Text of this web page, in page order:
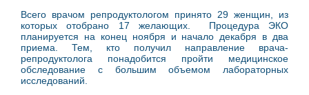
Всего врачом репродуктологом принято 29 женщин, из
которых отобрано 17 желающих. Процедура ЭКО
планируется на конец ноября и начало декабря в два
приема. Тем, кто получил направление врача-
репродуктолога понадобится пройти медицинское
обследование с большим объемом лабораторных
исследований.